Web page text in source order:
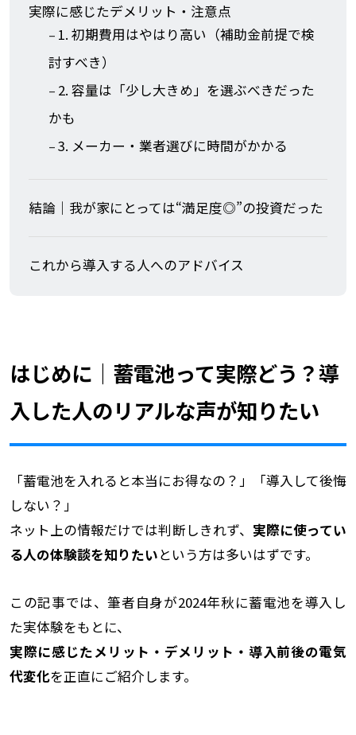
実際に感じたデメリット・注意点
1. 初期費用はやはり高い（補助金前提で検
討すべき）
2. 容量は「少し大きめ」を選ぶべきだった
かも
3. メーカー・業者選びに時間がかかる
結論｜我が家にとっては“満足度◎”の投資だった
これから導入する人へのアドバイス
はじめに｜蓄電池って実際どう？導
入した人のリアルな声が知りたい
「蓄電池を入れると本当にお得なの？」「導入して後悔
しない？」
ネット上の情報だけでは判断しきれず、 実際に使ってい
る人の体験談を知りたいという方は多いはずです。
この記事では、筆者自身が2024年秋に蓄電池を導入し
た実体験をもとに、
実際に感じたメリット・デメリット・導入前後の電気
代変化を正直にご紹介します。